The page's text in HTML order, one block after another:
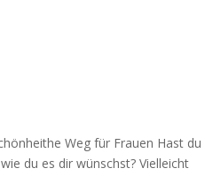
Weg für Frauen Hast du
du es dir wünschst? Vielleicht